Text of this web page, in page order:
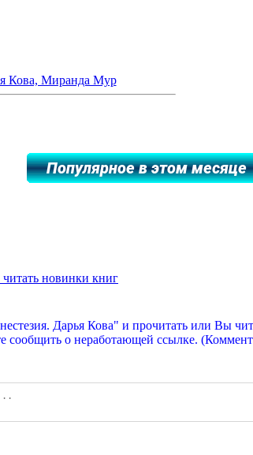
Кова, Миранда Мур
читать новинки книг
Дарья Кова" и прочитать или Вы
сообщить о неработающей ссылке.